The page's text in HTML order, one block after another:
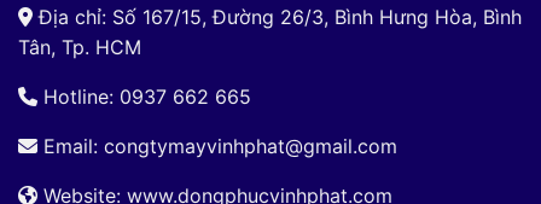
Địa chỉ: Số 167/15, Đường 26/3, Bình Hưng Hòa, Bình
Tân, Tp. HCM
Hotline: 0937 662 665
Email: congtymayvinhphat@gmail.com
Website: www.dongphucvinhphat.com